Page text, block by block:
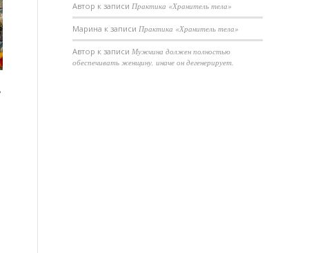
Автор к записиПрактика «Хранитель тела»
Марина к записиПрактика «Хранитель тела»
Автор к записиМужчина должен полностью
обеспечивать женщину, иначе он дегенерирует.